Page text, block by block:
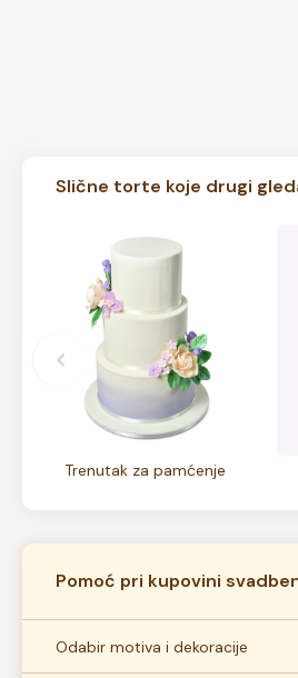
Slične torte koje drugi
Trenutak za pamćenje
Pomoć pri kupovini
Odabir motiva i dekoracije